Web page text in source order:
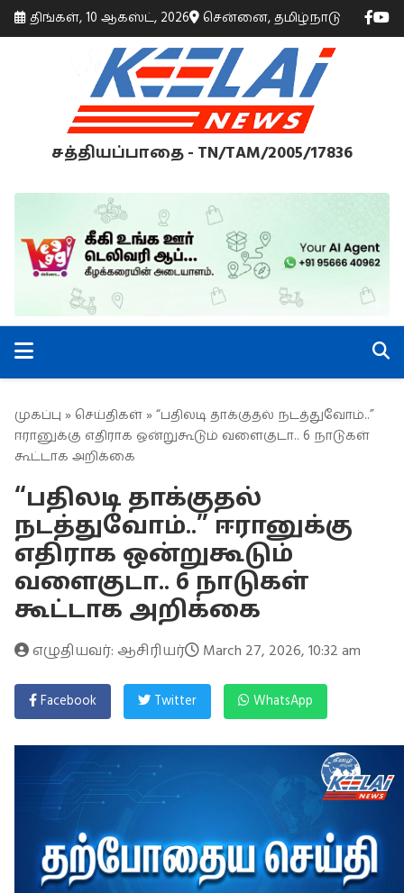
திங்கள், 10 ஆகஸ்ட், 2026 சென்னை, தமிழ்நாடு
சத்தியப்பாதை - TN/TAM/2005/17836
முகப்பு » செய்திகள் » “பதிலடி தாக்குதல் நடத்துவோம்..”
ஈரானுக்கு எதிராக ஒன்றுகூடும் வளைகுடா.. 6 நாடுகள்
கூட்டாக அறிக்கை
“பதிலடி தாக்குதல்
நடத்துவோம்..” ஈரானுக்கு
எதிராக ஒன்றுகூடும்
வளைகுடா.. 6 நாடுகள்
கூட்டாக அறிக்கை
எழுதியவர்: ஆசிரியர் March 27, 2026, 10:32 am
Facebook Twitter WhatsApp